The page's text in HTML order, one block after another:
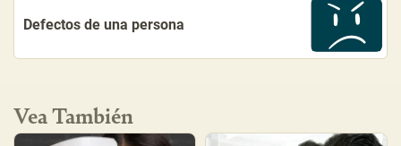
Defectos de una persona
Vea También